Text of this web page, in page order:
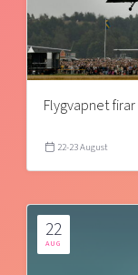
Flygvapnet
22-23 August
22
AUG